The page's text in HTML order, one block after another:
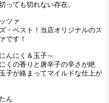
っても切れない存在。
ツァ
・ベスト！当店オリジナルのス
です！
んにく＆玉子～
くの香りと唐辛子の辛さが絶
子が絡まってマイルドな仕上が
ん